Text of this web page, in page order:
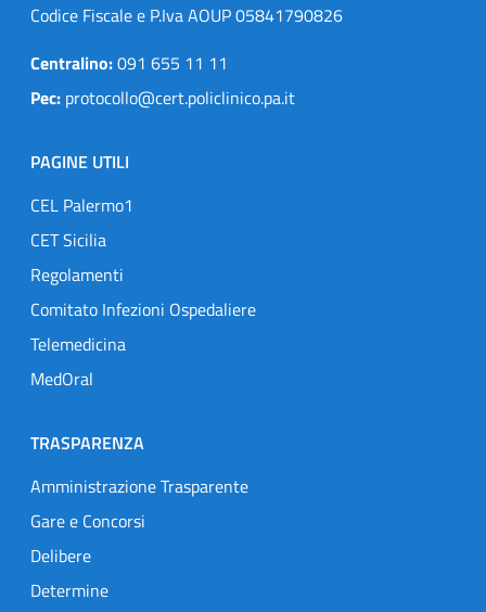
Codice Fiscale e P.Iva AOUP 05841790826
Centralino:091 655 11 11
Pec: protocollo@cert.policlinico.pa.it
PAGINE UTILI
CEL Palermo1
CET Sicilia
Regolamenti
Comitato Infezioni Ospedaliere
Telemedicina
MedOral
TRASPARENZA
Amministrazione Trasparente
Gare e Concorsi
Delibere
Determine